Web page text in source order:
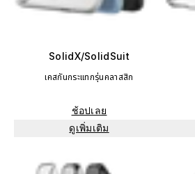
SolidX/SolidSuit
เคสกันกระแทกรุ่นคลาสสิก
ช้อปเลย
ดูเพิ่มเติม